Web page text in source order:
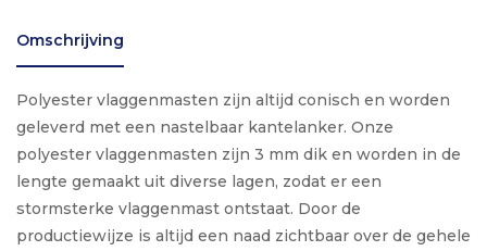
Omschrijving
Polyester vlaggenmasten zijn altijd conisch en worden
geleverd met een nastelbaar kantelanker. Onze
polyester vlaggenmasten zijn 3 mm dik en worden in de
lengte gemaakt uit diverse lagen, zodat er een
stormsterke vlaggenmast ontstaat. Door de
productiewijze is altijd een naad zichtbaar over de gehele